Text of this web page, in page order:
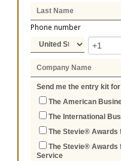
Phone number
Send me the entry kit
The American
The International
The Stevie® Awards
The Stevie® Awards
Service